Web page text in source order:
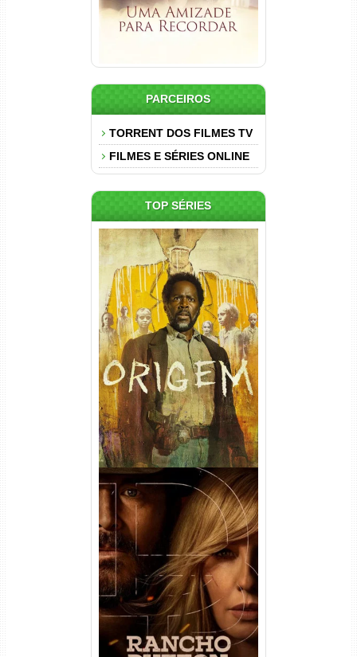
PARCEIROS
TORRENT DOS FILMES TV
FILMES E SÉRIES ONLINE
TOP SÉRIES
Origem 4ª Temporada Torrent
(2026) WEB-DL 1080p/4K
Dual Áudio
Rancho Dutton 1ª
Temporada Torrent (2026)
WEB-DL 1080p Dual Áudio